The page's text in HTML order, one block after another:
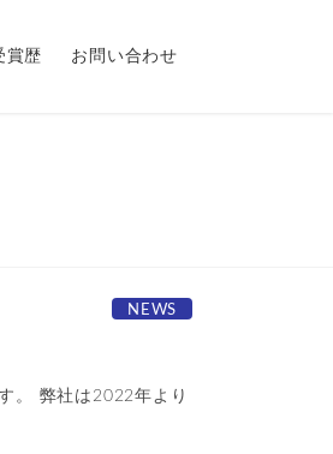
賞歴 お問い合わせ
NEWS
。 弊社は2022年より